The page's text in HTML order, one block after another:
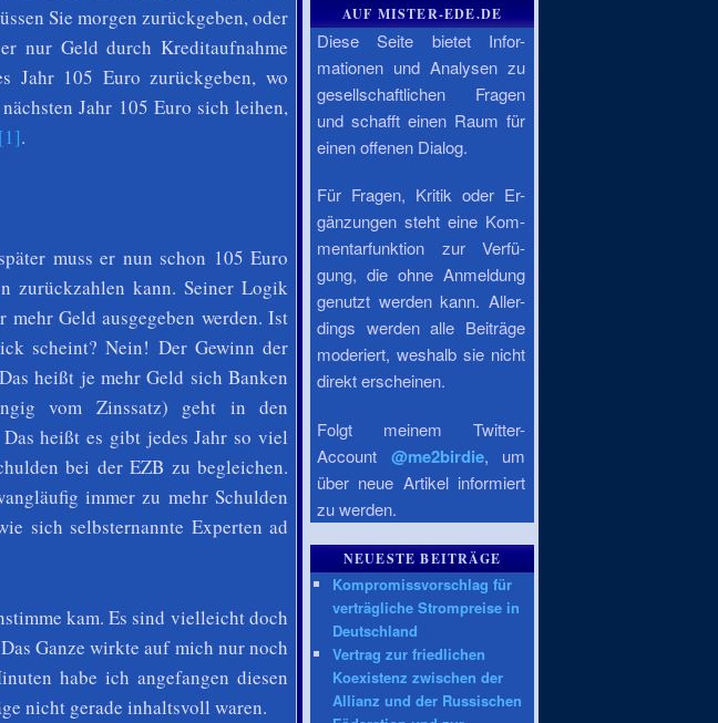
Sie morgen zurückgeben, oder
nur Geld durch Kreditaufnahme
Jahr 105 Euro zurückgeben, wo
Jahr 105 Euro sich leihen,
[1].
muss er nun schon 105 Euro
zurückzahlen kann. Seiner Logik
Geld ausgegeben werden. Ist
scheint? Nein! Der Gewinn der
heißt je mehr Geld sich Banken
vom Zinssatz) geht in den
heißt es gibt jedes Jahr so viel
bei der EZB zu begleichen.
immer zu mehr Schulden
sich selbsternannte Experten ad
kam. Es sind vielleicht doch
Ganze wirkte auf mich nur noch
habe ich angefangen diesen
nicht gerade inhaltsvoll waren.
AUF MISTER-EDE.DE
Diese Seite bietet Infor-
mationen und Analysen zu
gesellschaftlichen Fragen
und schafft einen Raum für
einen offenen Dialog.
Für Fragen, Kritik oder Er-
gänzungen steht eine Kom-
mentarfunktion zur Verfü-
gung, die ohne Anmeldung
genutzt werden kann. Aller-
dings werden alle Beiträge
moderiert, weshalb sie nicht
direkt erscheinen.
Folgt meinem Twitter-
Account @me2birdie, um
über neue Artikel informiert
zu werden.
NEUESTE BEITRÄGE
Kompromissvorschlag für
verträgliche Strompreise in
Deutschland
Vertrag zur friedlichen
Koexistenz zwischen der
Allianz und der Russischen